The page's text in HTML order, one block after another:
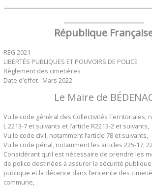
République
REG 2021
LIBERTÉS PUBLIQUES ET POUVOIRS DE POLICE
Règlement des cimetières
Date d’effet : Mars 2022
Le Maire de
Vu le code général des Collectivités Territoriales,
L.2213-7 et suivants et l’article R2213-2 et suivants,
Vu le code civil, notamment l’article 78 et suivants,
Vu le code pénal, notamment les articles 225-17,
Considérant qu’il est nécessaire de prendre les
de police destinées à assurer la sécurité
publique et la décence dans l’enceinte des
commune,